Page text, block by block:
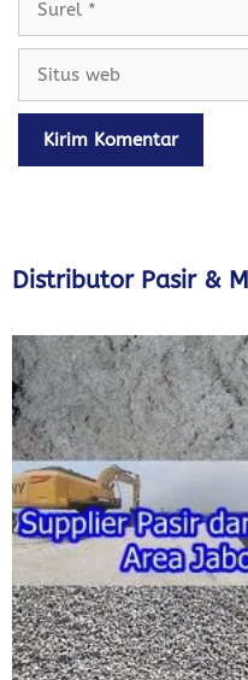
web
Distributor Pasir &